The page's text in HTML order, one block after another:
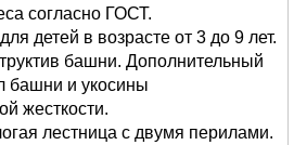
согласно ГОСТ.
детей в возрасте от 3 до 9 лет.
башни. Дополнительный
башни и укосины
жесткости.
лестница с двумя перилами.